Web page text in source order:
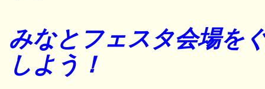
みなとフェスタ会場を
しよう！